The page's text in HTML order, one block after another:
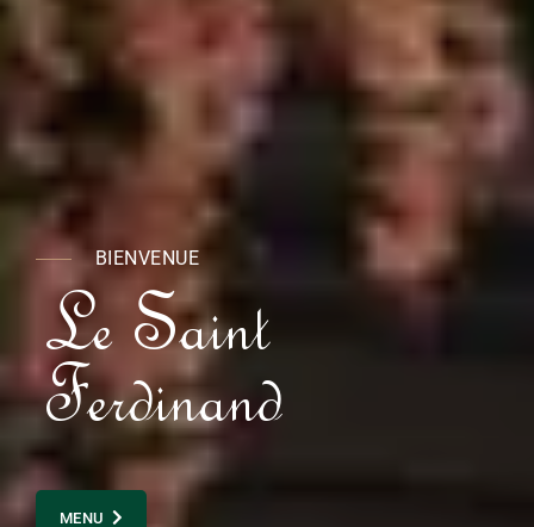
BIENVENUE
Le Saint
Ferdinand
MENU